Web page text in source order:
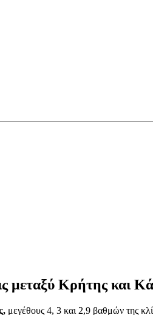
μεταξύ Κρήτης και
μεγέθους 4, 3 και 2,9 βαθμών της